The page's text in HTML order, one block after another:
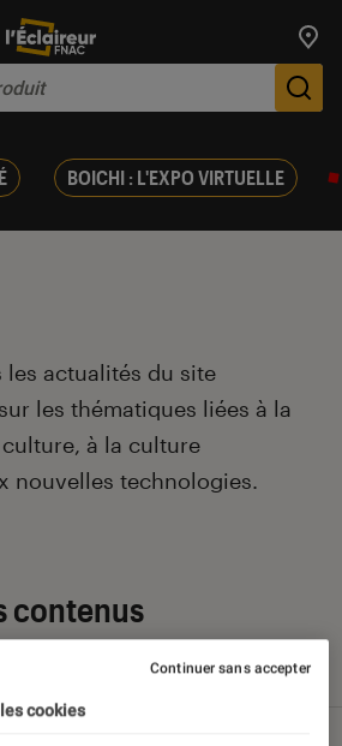
BOICHI : L'EXPO VIRTUELLE
les actualités du site
les thématiques liées à la
à la culture
nouvelles technologies.
contenus
Sélections et guides Tests
cookies
Continuer sans accepter